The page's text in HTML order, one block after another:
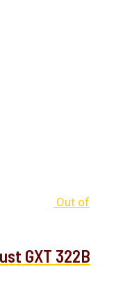
Out of
GXT 322B